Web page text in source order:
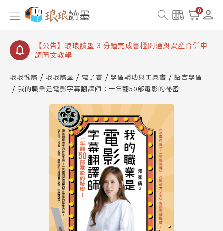
0
【公告】琅琅讀墨數位閱讀資產合併與書櫃開通申請
【公告】琅琅讀墨書櫃開通常見問題
【公告】琅琅讀墨 3 分鐘完成書櫃開通與資產合併申
請圖文教學
查詢
【公告】琅琅讀墨數位閱讀資產合併與書櫃開通申請
琅琅悅讀 琅琅讀墨 電子書 學習輔助與工具書
語言學習
我的職業是電影字幕翻譯師：一年翻50部電影的祕密